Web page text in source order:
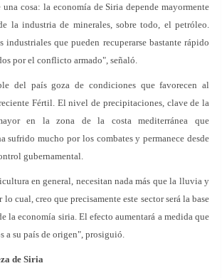
cosa: la economía de Siria depende mayormente
la industria de minerales, sobre todo, el petróleo.
industriales que pueden recuperarse bastante rápido
por el conflicto armado", señaló.
del país goza de condiciones que favorecen al
Fértil. El nivel de precipitaciones, clave de la
en la zona de la costa mediterránea que
sufrido mucho por los combates y permanece desde
gubernamental.
en general, necesitan nada más que la lluvia y
lo cual, creo que precisamente este sector será la base
la economía siria. El efecto aumentará a medida que
a su país de origen", prosiguió.
de Siria